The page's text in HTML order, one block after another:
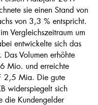
sie einen Stand von
von 3,3 % entspricht.
Vergleichszeitraum um
entwickelte sich das
Volumen erhöhte
Mio. und erreichte
2,5 Mia. Die gute
widerspiegelt sich
die Kundengelder